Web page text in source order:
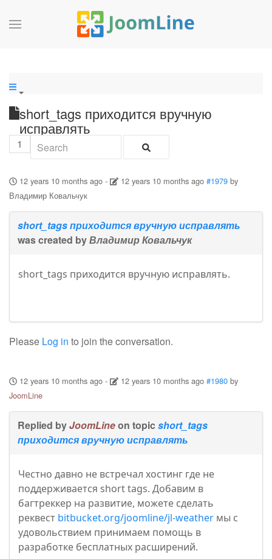
short_tags приходится вручную
исправлять
1
12 years 10 months ago- 12 years 10 months ago #1979 by
Владимир Ковальчук
short_tags приходится вручную исправлять
was created byВладимир Ковальчук
short_tags приходится вручную исправлять.
Please Log in to join the conversation.
12 years 10 months ago- 12 years 10 months ago #1980 by
JoomLine
Replied byJoomLineon topic short_tags
приходится вручную исправлять
Честно давно не встречал хостинг где не
поддерживается short tags. Добавим в
багтреккер на развитие, можете сделать
реквест bitbucket.org/joomline/jl-weather мы с
удовольствием принимаем помощь в
разработке бесплатных расширений.